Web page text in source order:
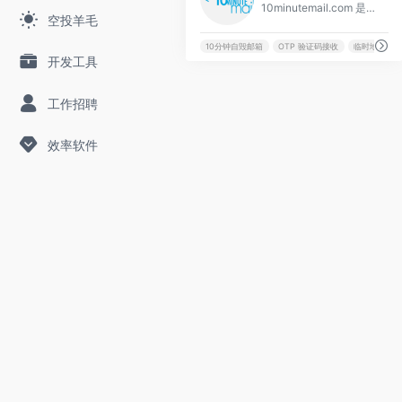
空投羊毛
开发工具
工作招聘
效率软件
10minutemail.com 是一个免费的临时邮箱服务，提供匿名、可自毁的电子邮件地址，用于快速接收验证码或消息，避免主邮箱收到垃圾邮件，自 2006 年起深受数百万用户信任。
10分钟自毁邮箱 OTP 验证码接收 临时地址生成